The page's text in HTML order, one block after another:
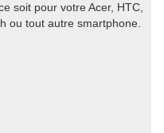
soit pour votre Acer, HTC,
ou tout autre smartphone.